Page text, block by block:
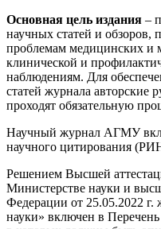
Основная цель издания –
научных статей и
проблемам медицинских и
клинической и
наблюдениям. Для
статей журнала авторские
проходят обязательную
Научный журнал АГМУ
научного цитирования
Решением Высшей
Министерстве науки и
Федерации от 25.05.2022
науки» включен в